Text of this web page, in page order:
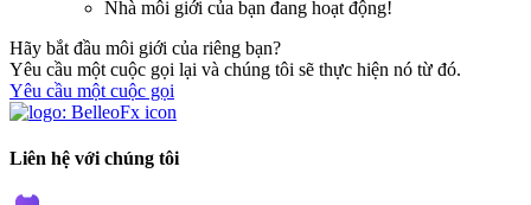
Nhà môi giới của bạn đang hoạt động!
Hãy bắt đầu môi giới của riêng bạn?
Yêu cầu một cuộc gọi lại và chúng tôi sẽ thực hiện nó từ đó.
Yêu cầu một cuộc gọi
Liên hệ với chúng tôi